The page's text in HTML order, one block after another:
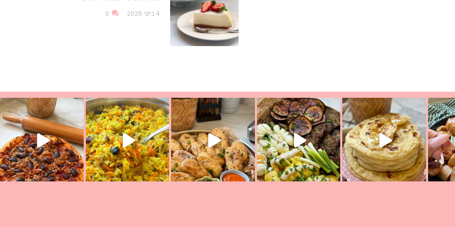
4 ביוני 2026 0
מעול
לאכול משהו אז מה בשבילכם? בפ
פסטל טוניסאי לתשעת הימים, חשבתי מה לחדש לכם ונראה
אורז יצירתי לתשעת הימים ולכבוד שבת קודשלמתכון
פיצה של תשעת הימים ולמה היא נקראת ככה? ההסבר בסרטו